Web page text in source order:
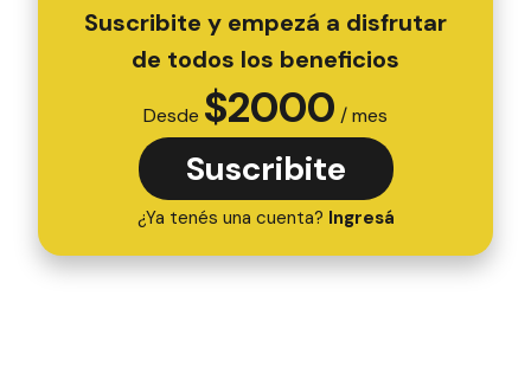
Suscribite y empezá a disfrutar
de todos los beneficios
Desde $2000 / mes
Suscribite
¿Ya tenés una cuenta? Ingresá